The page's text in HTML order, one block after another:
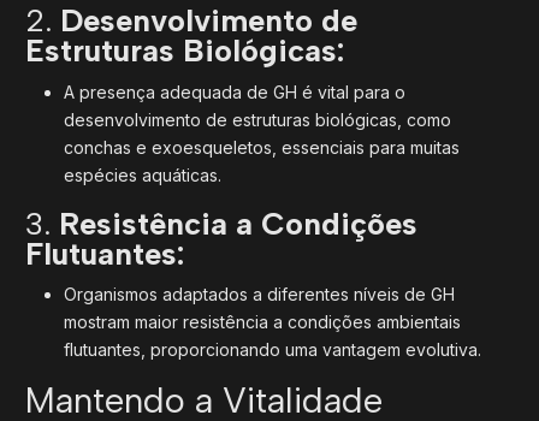
2. Desenvolvimento de
Estruturas Biológicas:
A presença adequada de GH é vital para o
desenvolvimento de estruturas biológicas, como
conchas e exoesqueletos, essenciais para muitas
espécies aquáticas.
3. Resistência a Condições
Flutuantes:
Organismos adaptados a diferentes níveis de GH
mostram maior resistência a condições ambientais
flutuantes, proporcionando uma vantagem evolutiva.
Mantendo a Vitalidade